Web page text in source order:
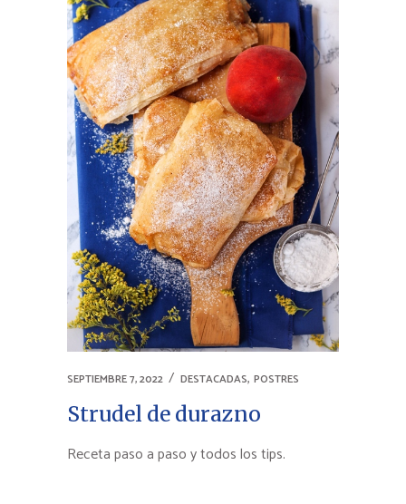
SEPTIEMBRE 7, 2022 DESTACADAS, POSTRES
Strudel de durazno
Receta paso a paso y todos los tips.